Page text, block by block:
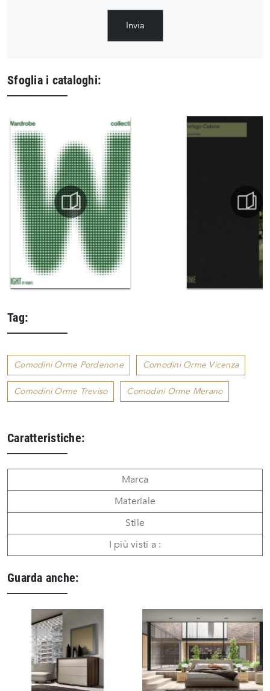
Invia
Sfoglia i cataloghi:
Tag:
Comodini Orme Pordenone Comodini Orme Vicenza
Comodini Orme Treviso Comodini Orme Merano
Caratteristiche:
Marca
Materiale
Stile
I più visti a :
Guarda anche: